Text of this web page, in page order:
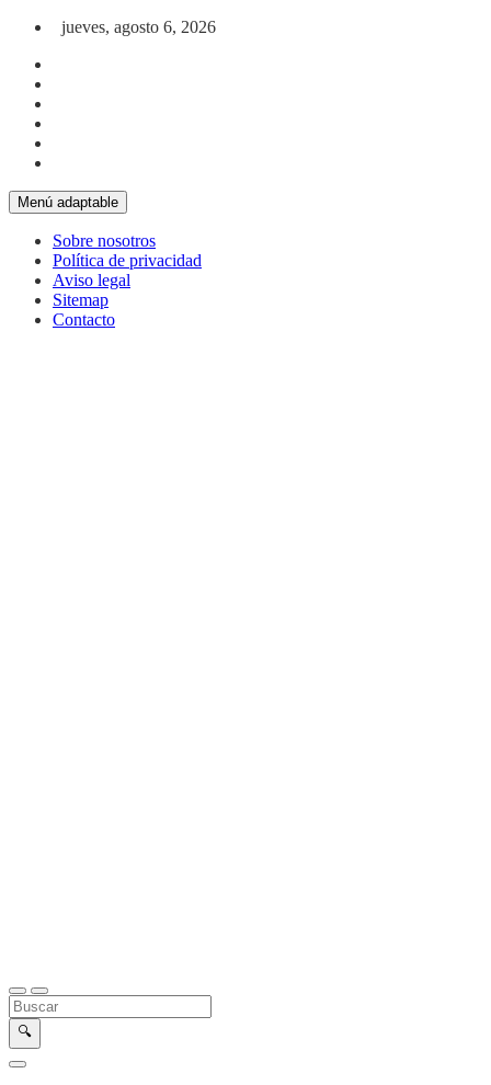
Saltar al contenido
jueves, agosto 6, 2026
Menú adaptable
Sobre nosotros
Política de privacidad
Aviso legal
Sitemap
Contacto
Buscar en la web
Buscar
🔍